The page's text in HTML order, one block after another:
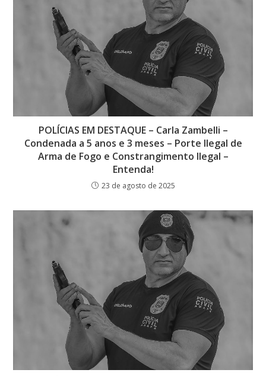
POLÍCIAS EM DESTAQUE – Carla Zambelli –
Condenada a 5 anos e 3 meses – Porte Ilegal de
Arma de Fogo e Constrangimento Ilegal –
Entenda!
23 de agosto de 2025